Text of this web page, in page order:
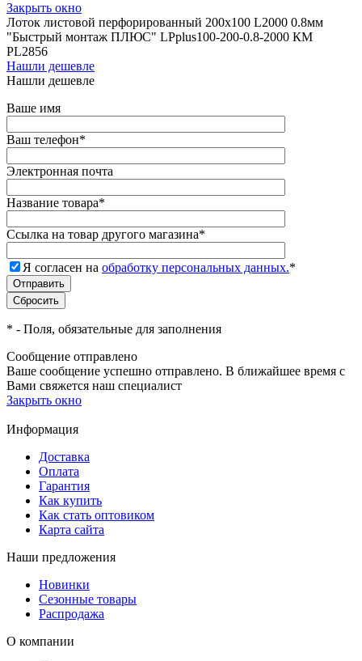
Закрыть окно
Лоток листовой перфорированный 200х100 L2000 0.8мм
"Быстрый монтаж ПЛЮС" LPplus100-200-0.8-2000 КМ
PL2856
Нашли дешевле
Нашли дешевле
Ваше имя
Ваш телефон*
Электронная почта
Название товара*
Ссылка на товар другого магазина*
Я согласен на обработку персональных данных.*
* - Поля, обязательные для заполнения
Сообщение отправлено
Ваше сообщение успешно отправлено. В ближайшее время с
Вами свяжется наш специалист
Закрыть окно
Информация
Доставка
Оплата
Гарантия
Как купить
Как стать оптовиком
Карта сайта
Наши предложения
Новинки
Сезонные товары
Распродажа
О компании